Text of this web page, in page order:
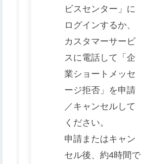
ビスセンター」に
ログインするか、
カスタマーサービ
スに電話して「企
業ショートメッセ
ージ拒否」を申請
／キャンセルして
ください。
申請またはキャン
セル後、約4時間で